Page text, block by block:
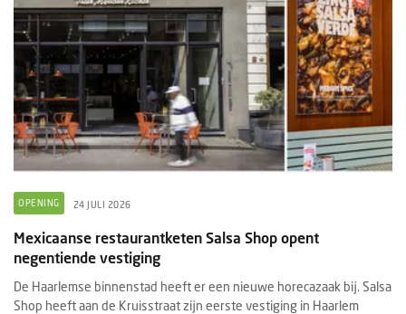
OPENING 24 JULI 2026
Mexicaanse restaurantketen Salsa Shop opent
negentiende vestiging
De Haarlemse binnenstad heeft er een nieuwe horecazaak bij. Salsa
Shop heeft aan de Kruisstraat zijn eerste vestiging in Haarlem